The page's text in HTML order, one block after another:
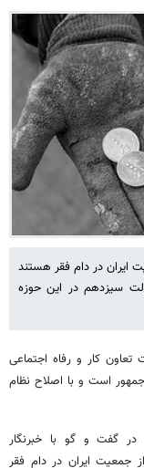
به ٣۵ درصد از جمعیت ایران در دام فقر هستند
سیزدهم در این حوزه
تعاون کار و رفاه اجتماعی
است و با اصلاح نظام
در گفت و گو با خبرنگار
ایران در دام فقر